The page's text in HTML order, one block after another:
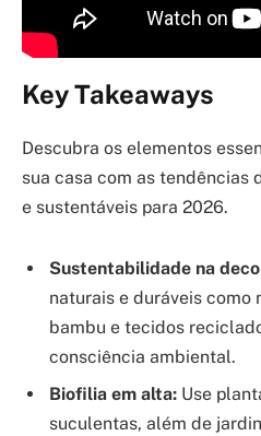
Key Takeaways
Descubra os elementos
sua casa com as tendências
e sustentáveis para 2026.
Sustentabilidade na
naturais e duráveis como
bambu e tecidos
consciência ambiental.
Biofilia em alta: Use
suculentas, além de